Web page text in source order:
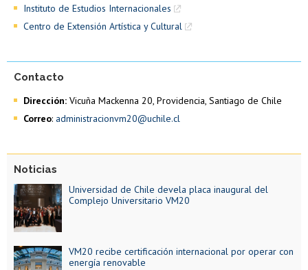
Instituto de Estudios Internacionales
Centro de Extensión Artística y Cultural
Contacto
Dirección: Vicuña Mackenna 20, Providencia, Santiago de Chile
Correo: administracionvm20@uchile.cl
Noticias
Universidad de Chile devela placa inaugural del
Complejo Universitario VM20
VM20 recibe certificación internacional por operar con
energía renovable